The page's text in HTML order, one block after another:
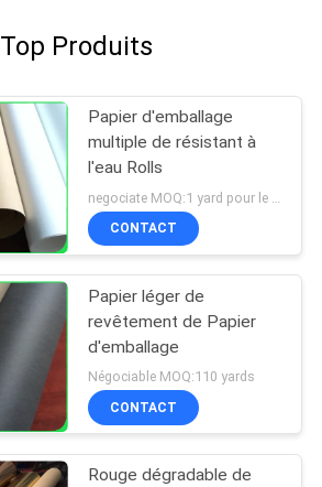
Top Produits
Papier d'emballage
multiple de résistant à
l'eau Rolls
CONTACT
Papier léger de
revêtement de Papier
d'emballage
Négociable MOQ:110 yards
CONTACT
Rouge dégradable de